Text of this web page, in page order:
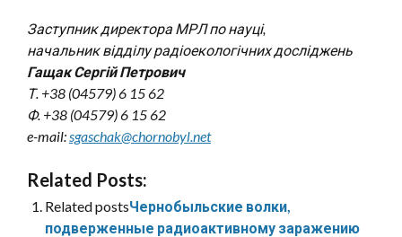
Заступник директора МРЛ по науці,
начальник відділу радіоекологічних досліджень
Гащак Сергій Петрович
Т. +38 (04579) 6 15 62
Ф. +38 (04579) 6 15 62
e-mail:sgaschak@chornobyl.net
Related Posts:
Related postsЧернобыльские волки,
подверженные радиоактивному заражению